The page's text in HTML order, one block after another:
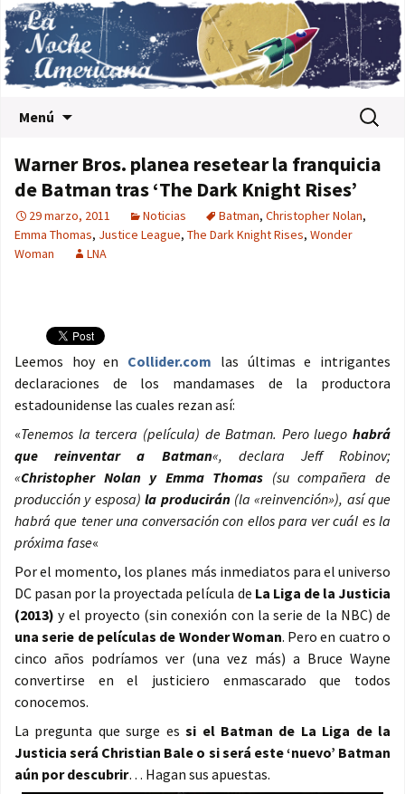
Menú Buscar:
Warner Bros. planea resetear la franquicia
de Batman tras ‘The Dark Knight Rises’
29 marzo, 2011 Noticias Batman, Christopher Nolan,
Emma Thomas, Justice League, The Dark Knight Rises, Wonder
Woman
LNA
Leemos hoy en Collider.com las últimas e intrigantes
declaraciones de los mandamases de la productora
estadounidense las cuales rezan así:
«Tenemos la tercera (película) de Batman. Pero luego habrá
que reinventar a Batman«, declara Jeff Robinov;
«Christopher Nolan y Emma Thomas (su compañera de
producción y esposa)la producirán(la «reinvención»), así que
habrá que tener una conversación con ellos para ver cuál es la
próxima fase«
Por el momento, los planes más inmediatos para el universo
DC pasan por la proyectada película de La Liga de la Justicia
(2013) y el proyecto (sin conexión con la serie de la NBC) de
una serie de películas de Wonder Woman. Pero en cuatro o
cinco años podríamos ver (una vez más) a Bruce Wayne
convertirse en el justiciero enmascarado que todos
conocemos.
La pregunta que surge essi el Batman de La Liga de la
Justicia será Christian Bale o si será este ‘nuevo’ Batman
aún por descubrir… Hagan sus apuestas.